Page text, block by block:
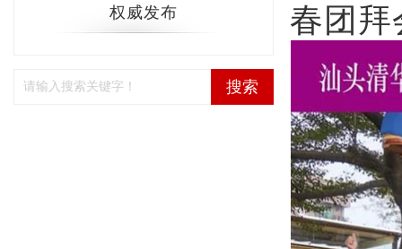
权威发布
搜索
春团拜